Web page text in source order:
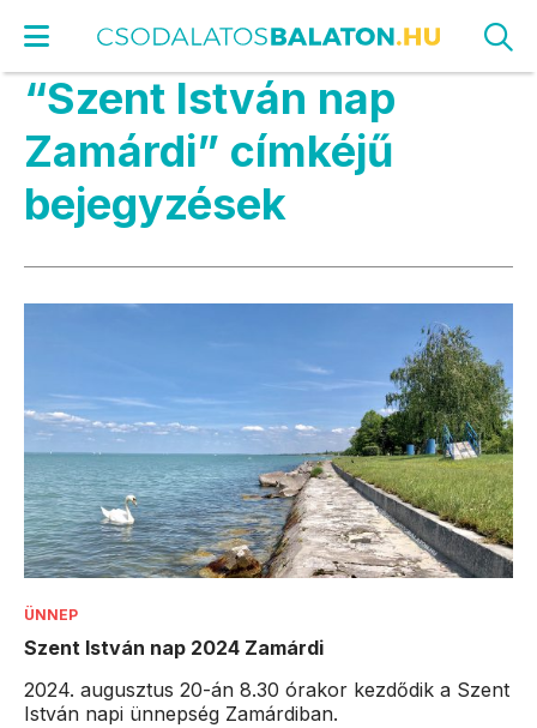
“Szent István nap
Zamárdi” címkéjű
bejegyzések
ÜNNEP
Szent István nap 2024 Zamárdi
2024. augusztus 20-án 8.30 órakor kezdődik a Szent
István napi ünnepség Zamárdiban.